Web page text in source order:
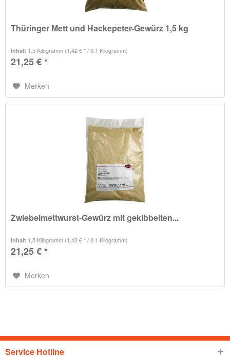
Thüringer Mett und Hackepeter-Gewürz 1,5 kg
Inhalt 1.5 Kilogramm (1,42 € * / 0.1 Kilogramm)
21,25 € *
Merken
Zwiebelmettwurst-Gewürz mit gekibbelten...
Inhalt 1.5 Kilogramm (1,42 € * / 0.1 Kilogramm)
21,25 € *
Merken
Service Hotline